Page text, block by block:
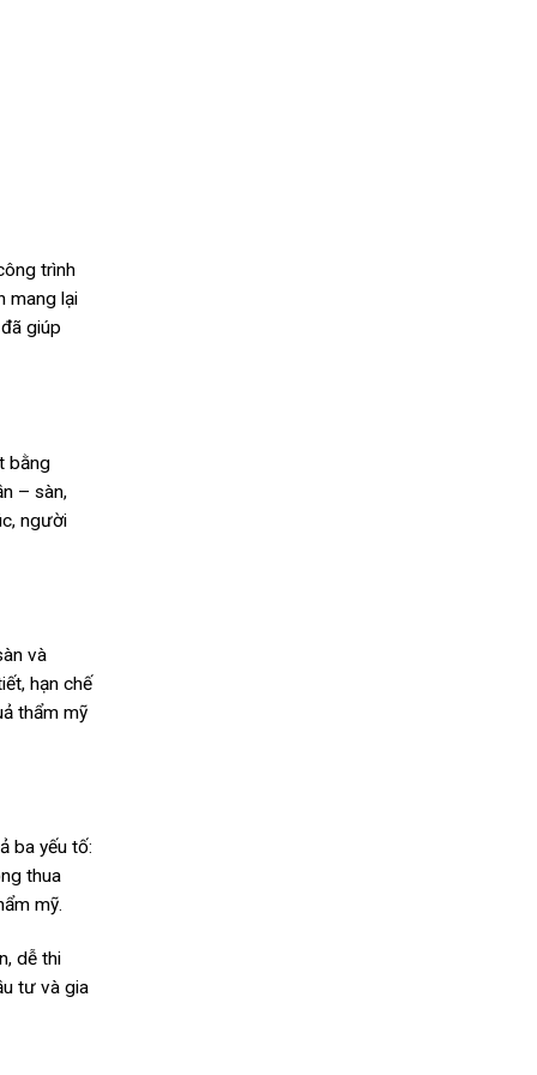
trình
mang lại
giúp
bằng
– sàn,
người
và
hạn chế
thẩm mỹ
ba yếu tố:
thua
mỹ.
dễ thi
tư và gia